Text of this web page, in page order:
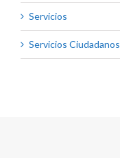
Servicios
Servicios Ciudadanos